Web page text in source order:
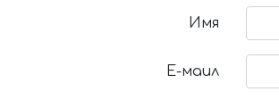
Имя
Е-маил